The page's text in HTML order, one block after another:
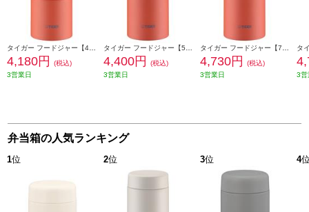
4,180円
(税込)
3営業日
4,400円
(税込)
3営業日
4,730円
(税込)
3営業日
3営
弁当箱の人気ランキング
1位 2位 3位 4